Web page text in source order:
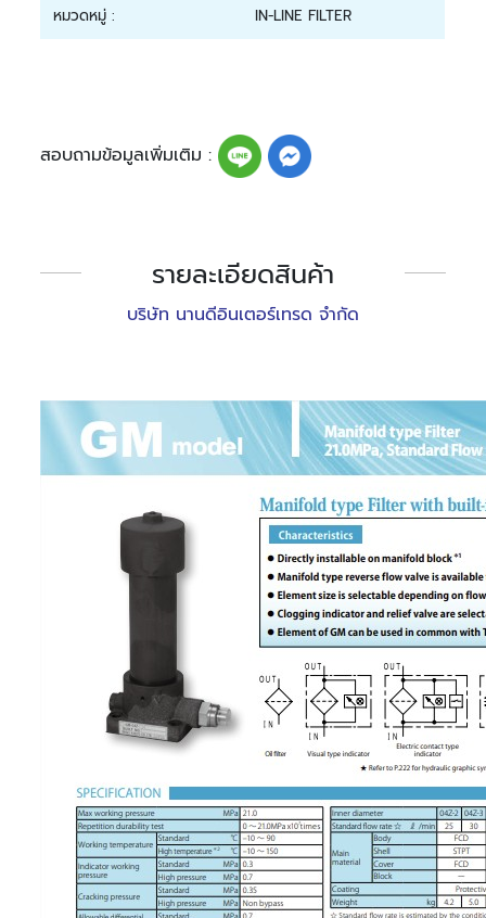
หมวดหมู่ : IN-LINE FILTER
สอบถามข้อมูลเพิ่มเติม :
รายละเอียดสินค้า
บริษัท นานดีอินเตอร์เทรด จำกัด